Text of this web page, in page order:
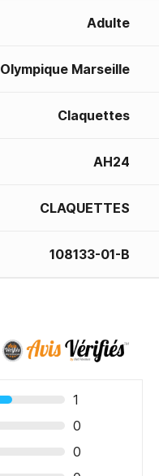
Adulte
Olympique Marseille
Claquettes
AH24
CLAQUETTES
108133-01-B
1
0
0